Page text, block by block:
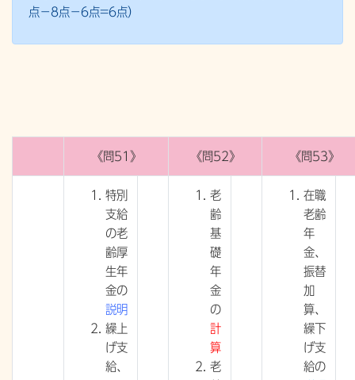
点−8点−6点=6点）
《問51》 《問52》 《問53》
特別
支給
の老
齢厚
生年
金の
説明
繰上
げ支
給、
老
齢
基
礎
年
金
の
計
算
老
在職
老齢
年
金、
振替
加
算、
繰下
げ支
給の